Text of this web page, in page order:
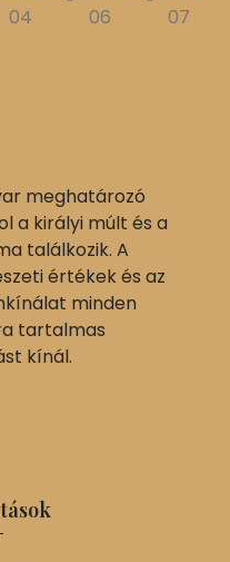
meghatározó
a királyi múlt és a
találkozik. A
értékek és az
minden
tartalmas
kínál.